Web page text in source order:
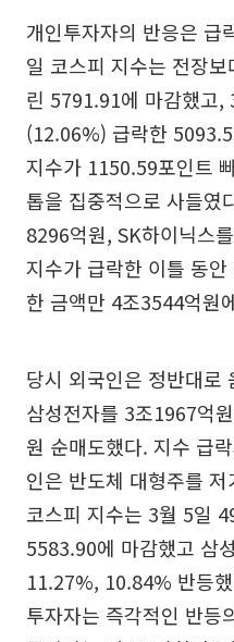
개인투자자의 반응은 급
일 코스피 지수는 전장
린 5791.91에 마감했고,
(12.06%) 급락한
지수가 1150.59포인트
톱을 집중적으로 사들였
8296억원, SK하이닉스
지수가 급락한 이틀 동
한 금액만 4조3544억원
당시 외국인은 정반대로
삼성전자를 3조1967억
원 순매도했다. 지수 급
인은 반도체 대형주를
코스피 지수는 3월 5일
5583.90에 마감했고 삼
11.27%, 10.84% 반등
투자자는 즉각적인 반등